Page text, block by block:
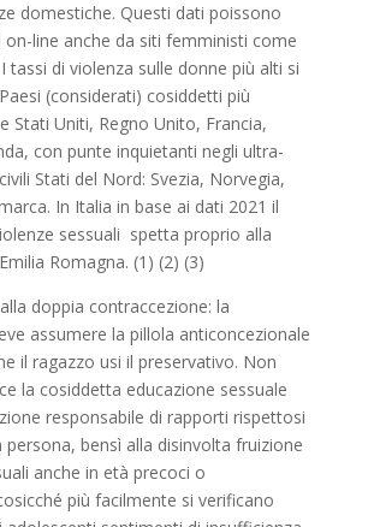
domestiche. Questi dati poissono
line anche da siti femministi come
tassi di violenza sulle donne più alti si
(considerati) cosiddetti più
Stati Uniti, Regno Unito, Francia,
con punte inquietanti negli ultra-
Stati del Nord: Svezia, Norvegia,
In Italia in base ai dati 2021 il
sessuali spetta proprio alla
Romagna. (1) (2) (3)
doppia contraccezione: la
assumere la pillola anticoncezionale
il ragazzo usi il preservativo. Non
la cosiddetta educazione sessuale
responsabile di rapporti rispettosi
persona, bensì alla disinvolta fruizione
anche in età precoci o
più facilmente si verificano